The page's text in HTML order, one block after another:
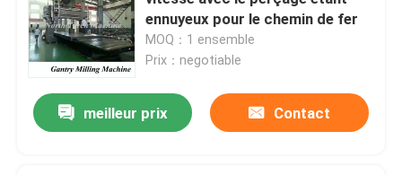
ennuyeux pour le chemin de fer
MOQ：1 ensemble
Prix：negotiable
meilleur prix Contact